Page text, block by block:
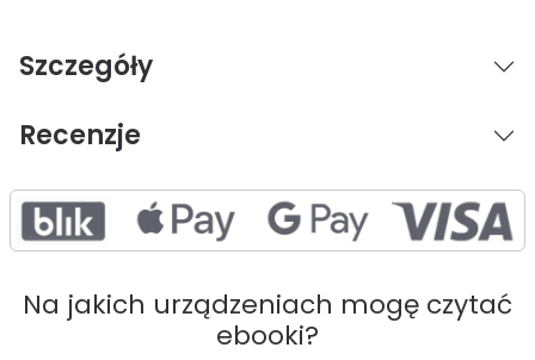
Szczegóły
Recenzje
Na jakich urządzeniach mogę czytać
ebooki?